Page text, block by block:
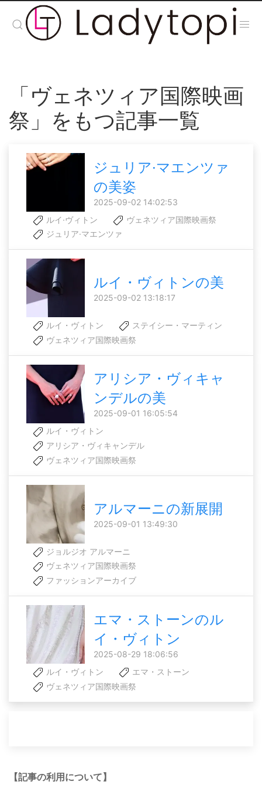
「ヴェネツィア国際映画
祭」をもつ記事一覧
ジュリア·マエンツァ
の美姿
2025-09-02 14:02:53
ルイ·ヴィトン
ヴェネツィア国際映画祭
ジュリア·マエンツァ
ルイ・ヴィトンの美
2025-09-02 13:18:17
ルイ・ヴィトン
ステイシー・マーティン
ヴェネツィア国際映画祭
アリシア・ヴィキャ
ンデルの美
2025-09-01 16:05:54
ルイ・ヴィトン
アリシア・ヴィキャンデル
ヴェネツィア国際映画祭
アルマーニの新展開
2025-09-01 13:49:30
ジョルジオ アルマーニ
ヴェネツィア国際映画祭
ファッションアーカイブ
エマ・ストーンのル
イ・ヴィトン
2025-08-29 18:06:56
ルイ・ヴィトン
エマ・ストーン
ヴェネツィア国際映画祭
【記事の利用について】